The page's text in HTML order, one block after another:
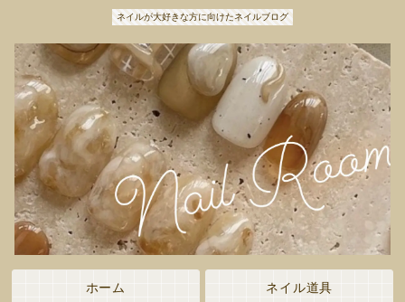
ネイルが大好きな方に向けたネイルブログ
ホーム ネイル道具